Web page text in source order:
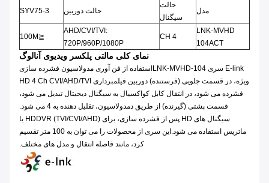
مدل
حالت
سیگنال
حالت دوربین SYV75-3
LNK-MVHD
104ACT
4 CH
AHD/CVI/TVI:
720P/960P/1080P
≦100M
نمای کلی مالتی پلکسر ویدیوی آنالوگ
E-link سری LNK-MVHD-104
استفاده از فن آوری مدولاسیون فشرده سازی
ویژه، در قسمت جلویی (فرستنده) دوربین فیلمبرداری HD 4 Ch CVI/AHD/TVI
فشرده می شود، در انتقال کابل کواکسیال به سیگنال دیجیتال تبدیل می شود،
قسمت پشتی (گیرنده) از طریق دمدولاسیون، تقلیل دهنده به 4 می شود.
سیگنال های HD پس از فشرده سازی، برای HDDVR (TVI/CVI/AHD) یا
ماتریس استفاده می شود.این سری از محصولات را می توان به 100 متر تقسیم
کرد، مانند فاصله انتقال و مدل های مختلف.